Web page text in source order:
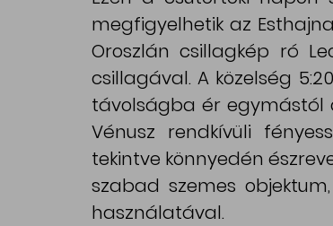
megfigyelhetik az
Oroszlán csillagkép ró
csillagával. A közelség
távolságba ér egymástól
Vénusz rendkívüli
tekintve könnyedén
szabad szemes
használatával.